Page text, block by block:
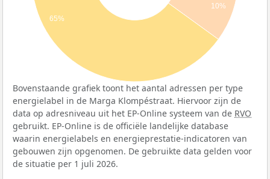
10%
65%
Bovenstaande grafiek toont het aantal adressen per type
energielabel in de Marga Klompéstraat. Hiervoor zijn de
data op adresniveau uit het EP-Online systeem van de RVO
gebruikt. EP-Online is de officiële landelijke database
waarin energielabels en energieprestatie-indicatoren van
gebouwen zijn opgenomen. De gebruikte data gelden voor
de situatie per 1 juli 2026.